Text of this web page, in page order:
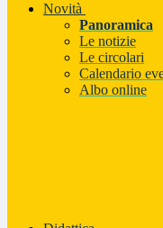
Novità
Panoramica
Le notizie
Le circolari
Calendario
Albo online